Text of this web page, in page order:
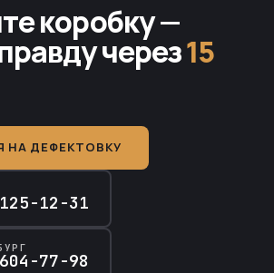
коробку —
через15
НА ДЕФЕКТОВКУ
12-31
77-98